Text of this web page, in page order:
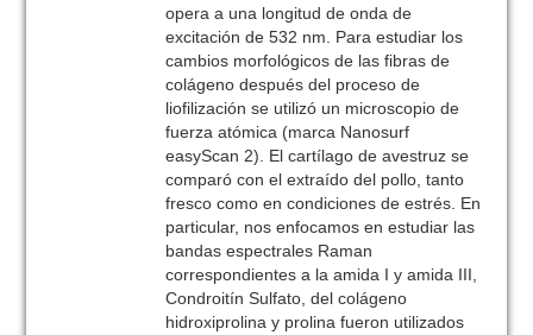
opera a una longitud de onda de
excitación de 532 nm. Para estudiar los
cambios morfológicos de las fibras de
colágeno después del proceso de
liofilización se utilizó un microscopio de
fuerza atómica (marca Nanosurf
easyScan 2). El cartílago de avestruz se
comparó con el extraído del pollo, tanto
fresco como en condiciones de estrés. En
particular, nos enfocamos en estudiar las
bandas espectrales Raman
correspondientes a la amida I y amida III,
Condroitín Sulfato, del colágeno
hidroxiprolina y prolina fueron utilizados